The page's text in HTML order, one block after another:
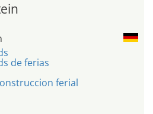
de ferias
ferial